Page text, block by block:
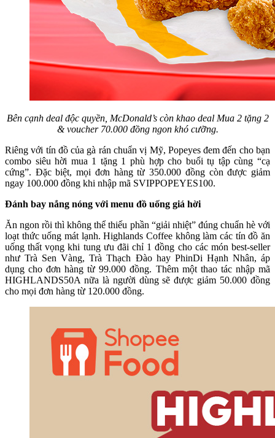
Bên cạnh deal độc quyền, McDonald’s còn khao deal Mua 2 tặng 2
& voucher 70.000 đồng ngon khó cưỡng.
Riêng với tín đồ của gà rán chuẩn vị Mỹ, Popeyes đem đến cho bạn
combo siêu hời mua 1 tặng 1 phù hợp cho buổi tụ tập cùng “cạ
cứng”. Đặc biệt, mọi đơn hàng từ 350.000 đồng còn được giảm
ngay 100.000 đồng khi nhập mã SVIPPOPEYES100.
Đánh bay nắng nóng với menu đồ uống giá hời
Ăn ngon rồi thì không thể thiếu phần “giải nhiệt” đúng chuẩn hè với
loạt thức uống mát lạnh. Highlands Coffee không làm các tín đồ ăn
uống thất vọng khi tung ưu đãi chỉ 1 đồng cho các món best-seller
như Trà Sen Vàng, Trà Thạch Đào hay PhinDi Hạnh Nhân, áp
dụng cho đơn hàng từ 99.000 đồng. Thêm một thao tác nhập mã
HIGHLANDS50A nữa là người dùng sẽ được giảm 50.000 đồng
cho mọi đơn hàng từ 120.000 đồng.